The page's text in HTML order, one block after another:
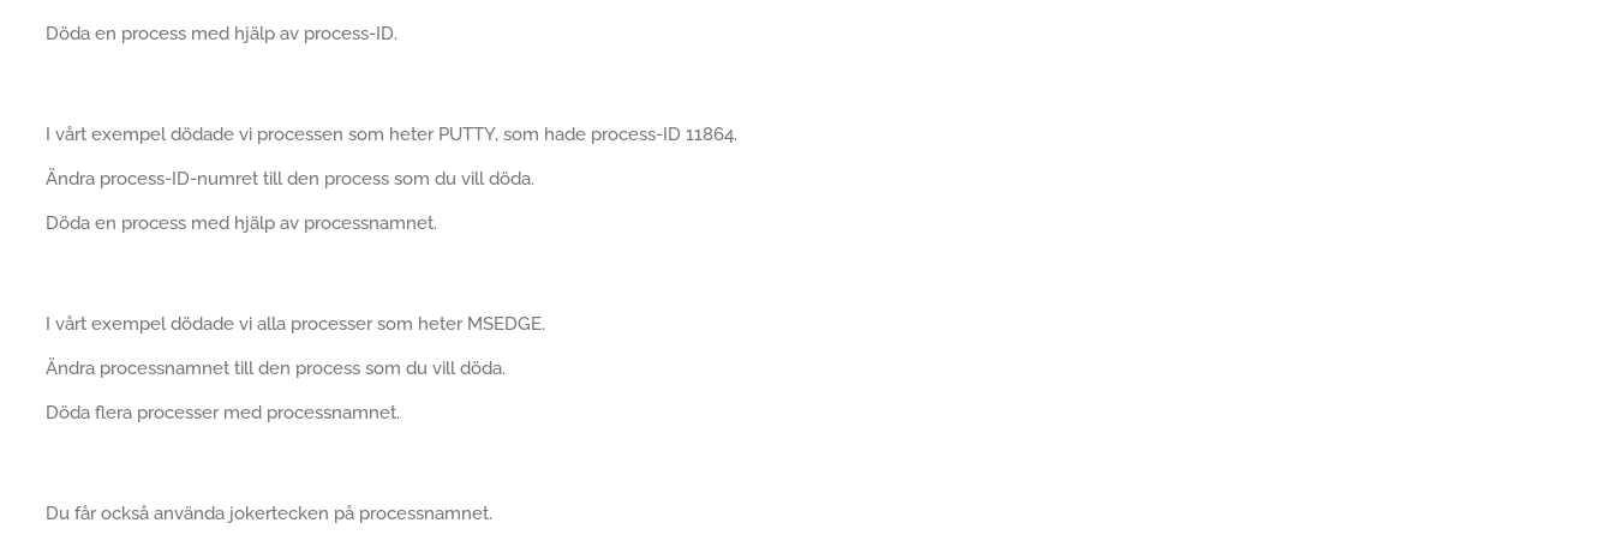
Döda en process med hjälp av process-ID.
I vårt exempel dödade vi processen som heter PUTTY, som hade process-ID 11864.
Ändra process-ID-numret till den process som du vill döda.
Döda en process med hjälp av processnamnet.
I vårt exempel dödade vi alla processer som heter MSEDGE.
Ändra processnamnet till den process som du vill döda.
Döda flera processer med processnamnet.
Du får också använda jokertecken på processnamnet.